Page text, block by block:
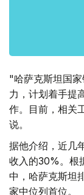
"哈萨克斯坦国
力，计划着手提
作。目前，相关
说。
据他介绍，近几
收入的30%。根
中，哈萨克斯坦
家中位列首位。